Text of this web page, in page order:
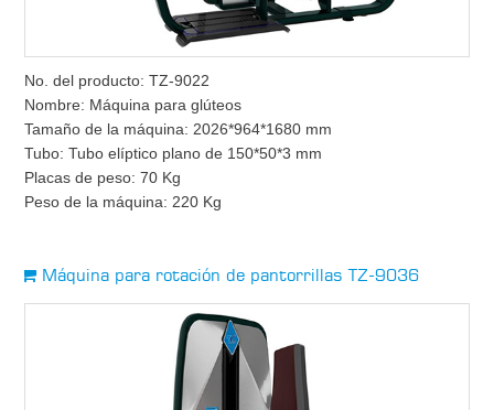
No. del producto: TZ-9022
Nombre: Máquina para glúteos
Tamaño de la máquina: 2026*964*1680 mm
Tubo: Tubo elíptico plano de 150*50*3 mm
Placas de peso: 70 Kg
Peso de la máquina: 220 Kg
Máquina para rotación de pantorrillas TZ-9036